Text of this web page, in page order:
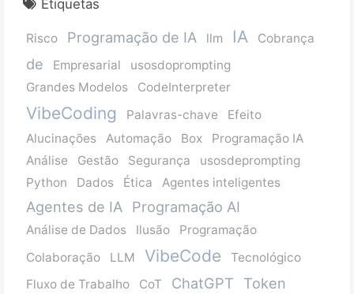
Etiquetas
Risco Programação de IA llm IA Cobrança
de Empresarial
usosdoprompting
Grandes Modelos
CodeInterpreter
VibeCoding Palavras-chave
Efeito
Alucinações
Automação Box
Programação IA
Análise
Gestão Segurança
usosdeprompting
Python
Dados Ética Agentes inteligentes
Agentes de IA Programação AI
Análise de Dados Ilusão
Programação
Colaboração
LLM VibeCode
Tecnológico
Fluxo de Trabalho
CoT ChatGPT Token